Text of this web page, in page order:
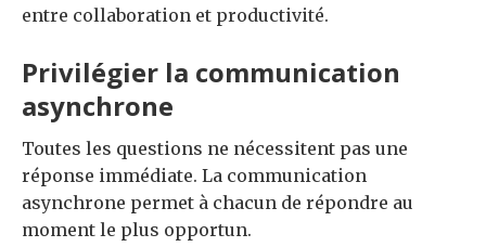
entre collaboration et productivité.
Privilégier la communication
asynchrone
Toutes les questions ne nécessitent pas une
réponse immédiate. La communication
asynchrone permet à chacun de répondre au
moment le plus opportun.